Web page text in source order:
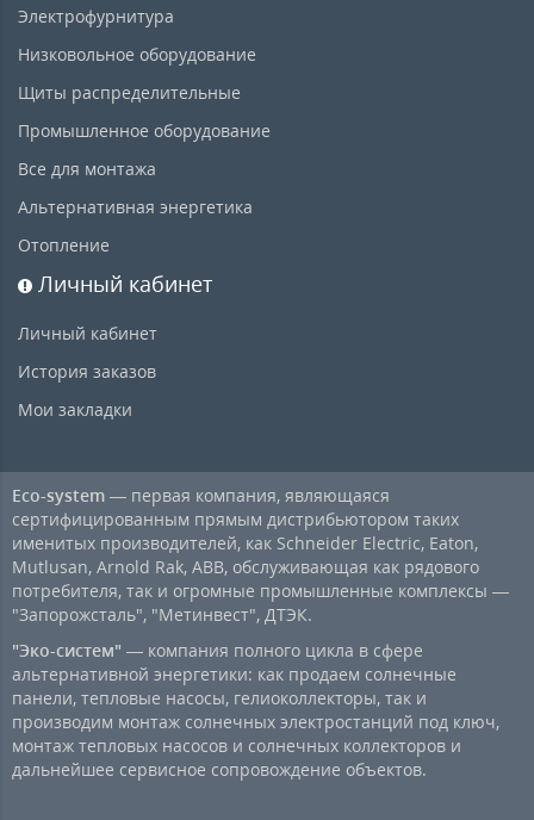
Электрофурнитура
Низковольное оборудование
Щиты распределительные
Промышленное оборудование
Все для монтажа
Альтернативная энергетика
Отопление
Личный кабинет
Личный кабинет
История заказов
Мои закладки
Eco-system — первая компания, являющаяся
сертифицированным прямым дистрибьютором таких
именитых производителей, как Schneider Electric, Eaton,
Mutlusan, Arnold Rak, ABB, обслуживающая как рядового
потребителя, так и огромные промышленные комплексы —
"Запорожсталь", "Метинвест", ДТЭК.
"Эко-систем" — компания полного цикла в сфере
альтернативной энергетики: как продаем солнечные
панели, тепловые насосы, гелиоколлекторы, так и
производим монтаж солнечных электростанций под ключ,
монтаж тепловых насосов и солнечных коллекторов и
дальнейшее сервисное сопровождение объектов.